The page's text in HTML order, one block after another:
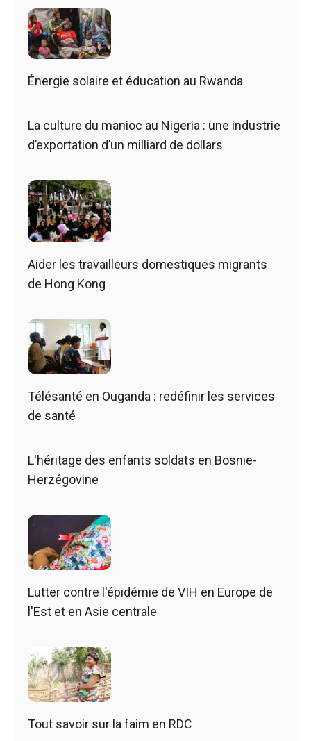
Énergie solaire et éducation au Rwanda
La culture du manioc au Nigeria : une industrie
d’exportation d’un milliard de dollars
Aider les travailleurs domestiques migrants
de Hong Kong
Télésanté en Ouganda : redéfinir les services
de santé
L'héritage des enfants soldats en Bosnie-
Herzégovine
Lutter contre l'épidémie de VIH en Europe de
l'Est et en Asie centrale
Tout savoir sur la faim en RDC